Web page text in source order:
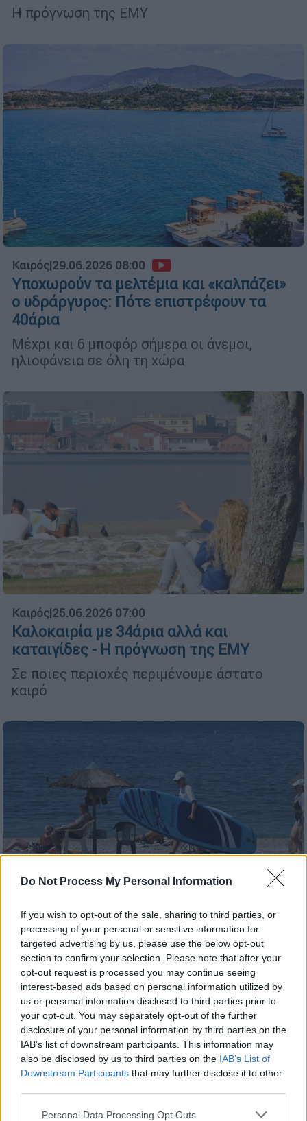
Do Not Process My Personal Information
If you wish to opt-out of the sale, sharing to third parties, or
processing of your personal or sensitive information for
targeted advertising by us, please use the below opt-out
section to confirm your selection. Please note that after your
opt-out request is processed you may continue seeing
interest-based ads based on personal information utilized by
us or personal information disclosed to third parties prior to
your opt-out. You may separately opt-out of the further
disclosure of your personal information by third parties on the
IAB’s list of downstream participants. This information may
also be disclosed by us to third parties on the IAB’s List of
Downstream Participants that may further disclose it to other
Please note that this website/app uses one or more Google
Personal Data Processing Opt Outs
Η πρόγνωση της ΕΜΥ
Καιρός|29.06.2026 08:00
Υποχωρούν τα μελτέμια και «καλπάζει»
ο υδράργυρος: Πότε επιστρέφουν τα
40άρια
Μέχρι και 6 μποφόρ σήμερα οι άνεμοι,
ηλιοφάνεια σε όλη τη χώρα
Καιρός|25.06.2026 07:00
Καλοκαιρία με 34άρια αλλά και
καταιγίδες - Η πρόγνωση της ΕΜΥ
Σε ποιες περιοχές περιμένουμε άστατο
καιρό
Καιρός|23.06.2026 07:00
Συνεχίζουν τα μποφόρια στο Αιγαίο -
35αρια στα ηπειρωτικά
Η πρόγνωση της ΕΜΥ